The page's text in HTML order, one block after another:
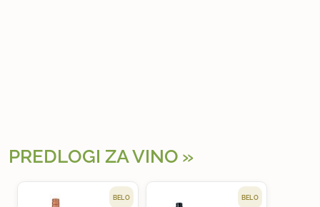
PREDLOGI ZA VINO
BELO BELO